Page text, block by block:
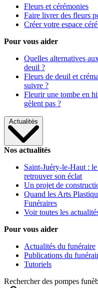
Fleurs et cérémonies
Faire livrer des fleurs
Créer votre espace
Pour vous aider
Quelles alternatives
deuil ?
Fleurs de deuil et
suivre ?
Fleurir une tombe en
gèlent pas ?
Actualités
Nos actualités
Saint-Juéry-le-Haut :
retrouver son éclat
Un projet de
Quand les Arts
Funéraires
Voir toutes les
Pour vous aider
Actualités du funéraire
Publications du
Tutoriels
Rechercher des pompes